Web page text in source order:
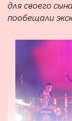
для своего
пообещали